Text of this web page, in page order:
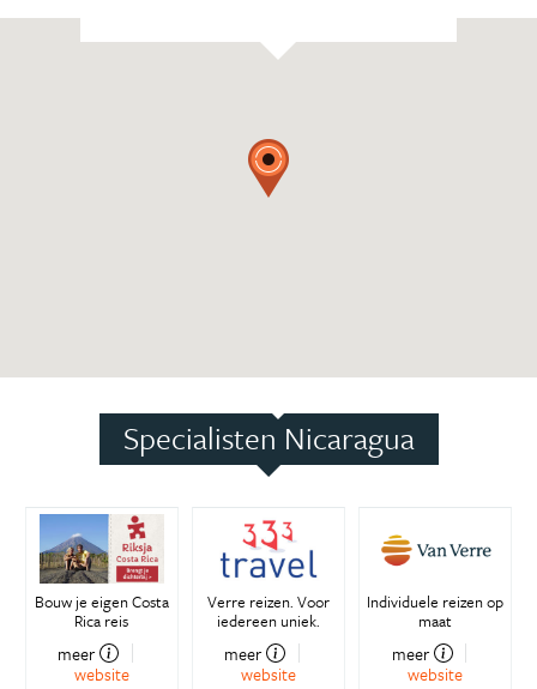
Specialisten Nicaragua
Bouw je eigen Costa
Rica reis
meer
website
Verre reizen. Voor
iedereen uniek.
meer
website
Individuele reizen op
maat
meer
website